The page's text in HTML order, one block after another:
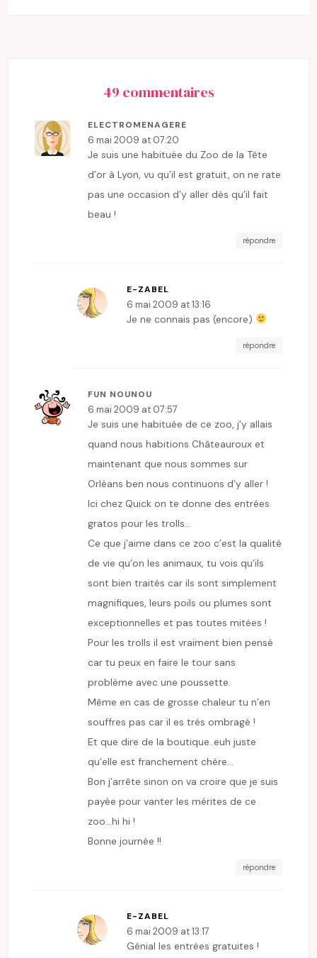
49 commentaires
ELECTROMENAGERE
6 mai 2009 at 07:20
Je suis une habituée du Zoo de la Tête
d’or à Lyon, vu qu’il est gratuit, on ne rate
pas une occasion d’y aller dès qu’il fait
beau !
répondre
E-ZABEL
6 mai 2009 at 13:16
Je ne connais pas (encore)
répondre
FUN NOUNOU
6 mai 2009 at 07:57
Je suis une habituée de ce zoo, j’y allais
quand nous habitions Châteauroux et
maintenant que nous sommes sur
Orléans ben nous continuons d’y aller !
Ici chez Quick on te donne des entrées
gratos pour les trolls…
Ce que j’aime dans ce zoo c’est la qualité
de vie qu’on les animaux, tu vois qu’ils
sont bien traités car ils sont simplement
magnifiques, leurs poils ou plumes sont
exceptionnelles et pas toutes mitées !
Pour les trolls il est vraiment bien pensé
car tu peux en faire le tour sans
problème avec une poussette.
Même en cas de grosse chaleur tu n’en
souffres pas car il es très ombragé !
Et que dire de la boutique..euh juste
qu’elle est franchement chère…
Bon j’arrête sinon on va croire que je suis
payée pour vanter les mérites de ce
zoo…hi hi !
Bonne journée !!
répondre
E-ZABEL
6 mai 2009 at 13:17
Génial les entrées gratuites !